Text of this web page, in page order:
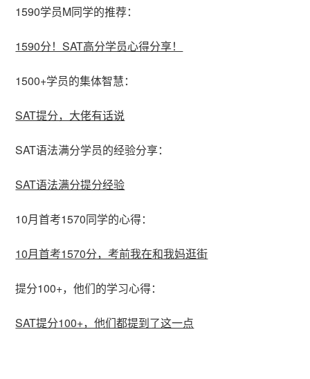
1590学员M同学的推荐：
1590分！SAT高分学员心得分享！
1500+学员的集体智慧：
SAT提分，大佬有话说
SAT语法满分学员的经验分享：
SAT语法满分提分经验
10月首考1570同学的心得：
10月首考1570分，考前我在和我妈逛街
提分100+，他们的学习心得：
SAT提分100+，他们都提到了这一点